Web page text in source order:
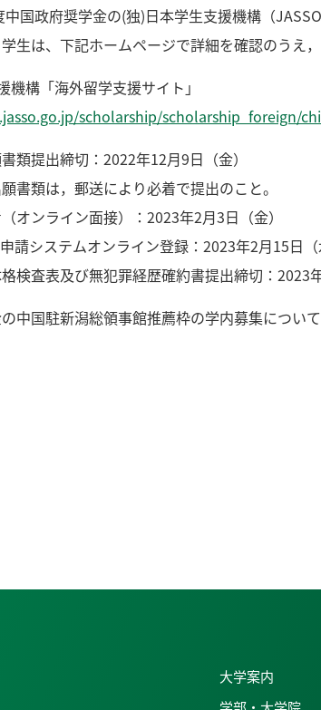
国政府奨学金の(独)日本学生支援機構（
生は、下記ホームページで詳細を確認のうえ
機構「海外留学支援サイト」
scholarship/scholarship_foreign/
書類提出締切：2022年12月9日（金）
は，郵送により必着で提出のこと。
（オンライン面接）：2023年2月3日（金）
申請システムオンライン登録：2023年2月15日（
格検査表及び無犯罪経歴確約書提出締切：2023
中国駐新潟総領事館推薦枠の学内募集につい
大学案内